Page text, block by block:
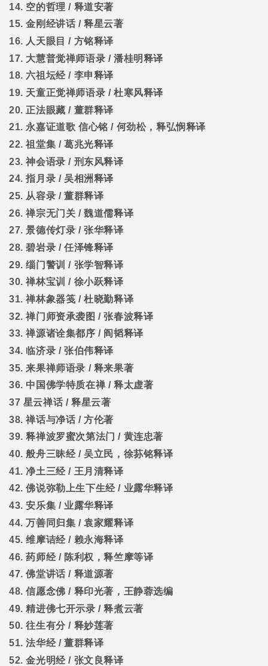
14. 空的哲理 / 释道安著
15.金刚经讲话 /释星云著
16. 人天眼目 / 方铭释译
17. 大慧普觉禅师语录 /潘桂明释译
18. 六祖坛经/ 李申释译
19. 天童正觉禅师语录 /杜寒风释译
20. 正法眼藏 / 董群释译
21.永嘉证道歌 信心铭 / 何劲松，释弘悯释译
22.祖堂集 /葛兆光释译
23.神会语录 / 刑东风释译
24.指月录 /吴相洲释译
25. 从容录 /董群释译
26.禅宗无门关 /魏道儒释译
27.景德传灯录 /张华释译
28.碧岩录 /任泽锋释译
29.缁门警训 / 张学智释译
30.禅林宝训 / 徐小跃释译
31.禅林象器笺 /杜晓勤释译
32.禅门师资承袭图 /张春波释译
33.禅源诸诠集都序 / 阎韬释译
34. 临济录 /张伯伟释译
35.来果禅师语录 / 释来果著
36. 中国佛学特质在禅/释太虚著
37 星云禅话 /释星云著
38.禅话与净话 /方伦著
39.释禅波罗蜜次第法门 / 黄连忠著
40.般舟三昧经/吴立民，徐荪铭释译
41.净土三经/ 王月清释译
42.佛说弥勒上生下生经/ 业露华释译
43.安乐集 /业露华释译
44.万善同归集 /袁家耀释译
45.维摩诘经/ 赖永海释译
46.药师经/ 陈利权，释竺摩等译
47.佛堂讲话 / 释道源著
48.信愿念佛 / 释印光著，王静蓉选编
49.精进佛七开示录 /释煮云著
50.往生有分 / 释妙莲著
51.法华经/董群释译
52.金光明经/ 张文良释译